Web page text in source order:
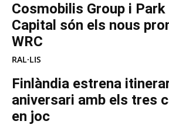
Cosmobilis Group i Park
Capital són els nous
WRC
RAL·LIS
Finlàndia estrena
aniversari amb els tres
en joc